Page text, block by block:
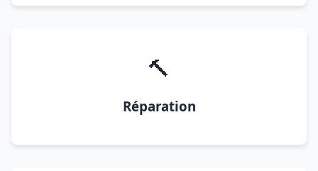
🔨
Réparation